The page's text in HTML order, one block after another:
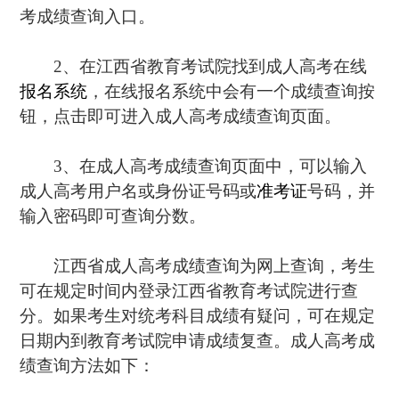
考成绩查询入口。
2、在江西省教育考试院找到成人高考在线
报名系统 ，在线报名系统中会有一个成绩查询按
钮，点击即可进入成人高考成绩查询页面。
3、在成人高考成绩查询页面中，可以输入
成人高考用户名或身份证号码或准考证号码，并
输入密码即可查询分数。
江西省成人高考成绩查询为网上查询，考生
可在规定时间内登录江西省教育考试院进行查
分。如果考生对统考科目成绩有疑问，可在规定
日期内到教育考试院申请成绩复查。成人高考成
绩查询方法如下：